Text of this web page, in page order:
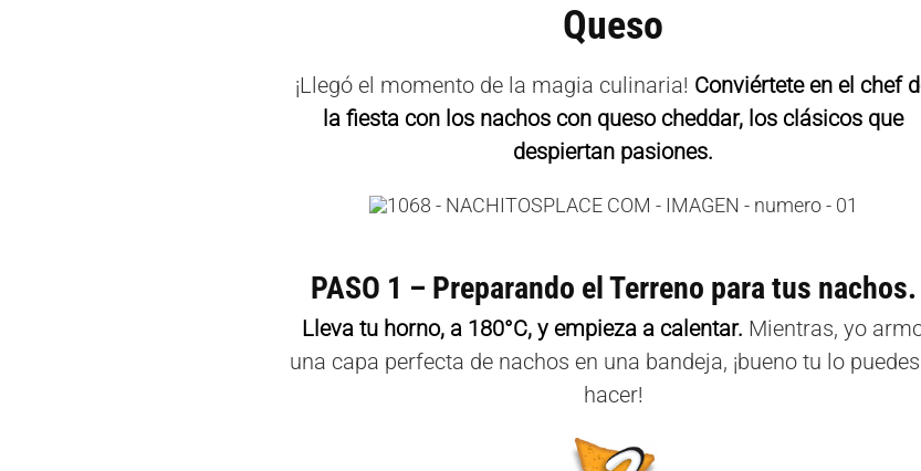
Queso
¡Llegó el momento de la magia culinaria! Conviértete en el chef
la fiesta con los nachos con queso cheddar, los clásicos que
despiertan pasiones.
PASO 1 – Preparando el Terreno para tus nachos.
Lleva tu horno, a 180°C, y empieza a calentar. Mientras, yo
una capa perfecta de nachos en una bandeja, ¡bueno tu lo
hacer!